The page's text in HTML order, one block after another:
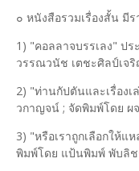
๐ หนังสือรวมเรื่องสั้น มี
1) "คอลลาจบรรเลง" ป
วรรณวนัช เตชะศิลป์เจ
2) "ท่านกัปตันและเรื่อง
วกาญจน์ ; จัดพิมพ์โดย
3) "หรือเราถูกเลือกให้
พิมพ์โดย แป้นพิมพ์ พับลิ